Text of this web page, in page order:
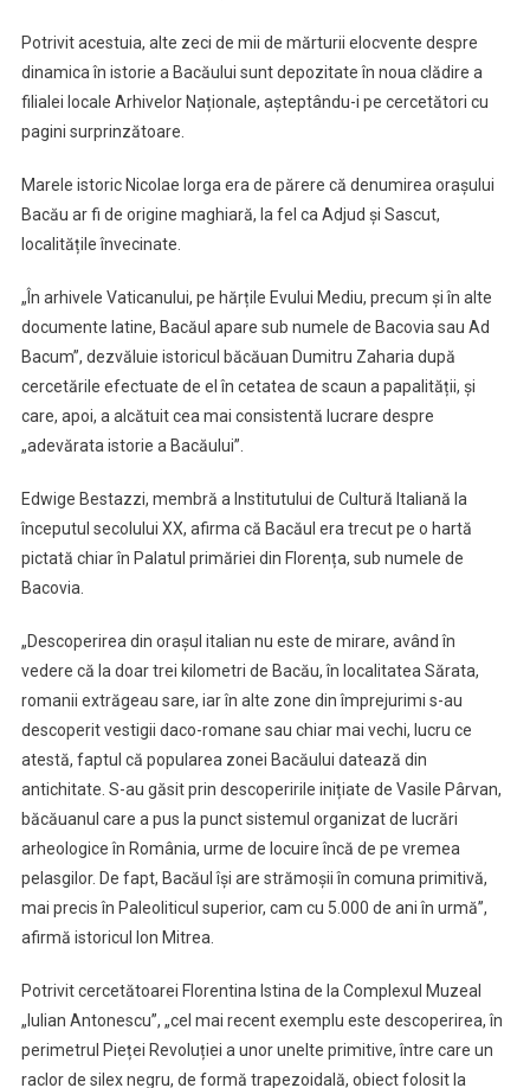
Potrivit acestuia, alte zeci de mii de mărturii elocvente despre
dinamica în istorie a Bacăului sunt depozitate în noua clădire a
filialei locale Arhivelor Naționale, așteptându-i pe cercetători cu
pagini surprinzătoare.
Marele istoric Nicolae Iorga era de părere că denumirea orașului
Bacău ar fi de origine maghiară, la fel ca Adjud și Sascut,
localitățile învecinate.
„În arhivele Vaticanului, pe hărțile Evului Mediu, precum și în alte
documente latine, Bacăul apare sub numele de Bacovia sau Ad
Bacum”, dezvăluie istoricul băcăuan Dumitru Zaharia după
cercetările efectuate de el în cetatea de scaun a papalității, și
care, apoi, a alcătuit cea mai consistentă lucrare despre
„adevărata istorie a Bacăului”.
Edwige Bestazzi, membră a Institutului de Cultură Italiană la
începutul secolului XX, afirma că Bacăul era trecut pe o hartă
pictată chiar în Palatul primăriei din Florența, sub numele de
Bacovia.
„Descoperirea din orașul italian nu este de mirare, având în
vedere că la doar trei kilometri de Bacău, în localitatea Sărata,
romanii extrăgeau sare, iar în alte zone din împrejurimi s-au
descoperit vestigii daco-romane sau chiar mai vechi, lucru ce
atestă, faptul că popularea zonei Bacăului datează din
antichitate. S-au găsit prin descoperirile inițiate de Vasile Pârvan,
băcăuanul care a pus la punct sistemul organizat de lucrări
arheologice în România, urme de locuire încă de pe vremea
pelasgilor. De fapt, Bacăul își are strămoșii în comuna primitivă,
mai precis în Paleoliticul superior, cam cu 5.000 de ani în urmă”,
afirmă istoricul Ion Mitrea.
Potrivit cercetătoarei Florentina Istina de la Complexul Muzeal
„Iulian Antonescu”, „cel mai recent exemplu este descoperirea, în
perimetrul Pieței Revoluției a unor unelte primitive, între care un
raclor de silex negru, de formă trapezoidală, obiect folosit la